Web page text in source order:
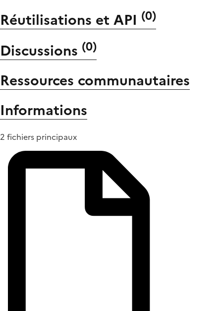
Réutilisations et API (0)
Discussions (0)
Ressources communautaires
Informations
2 fichiers principaux